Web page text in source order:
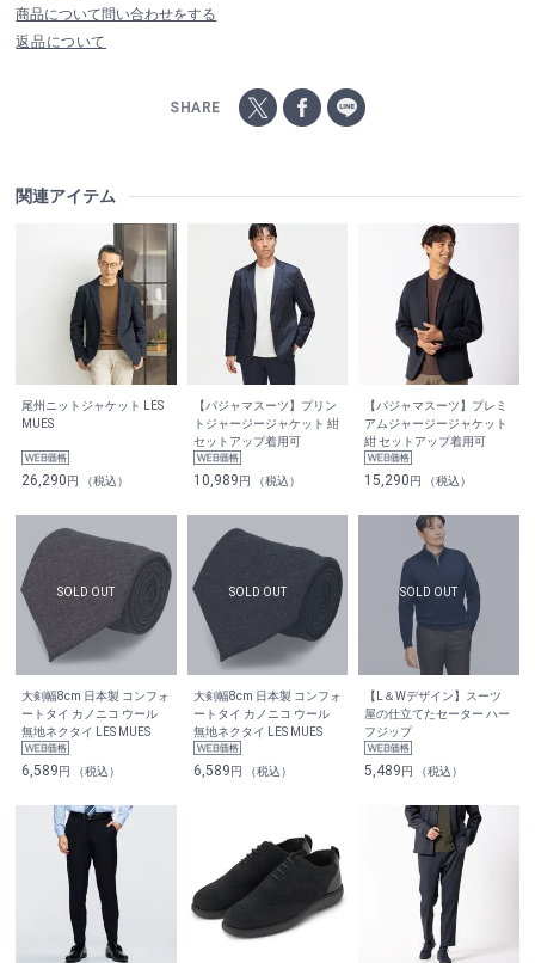
商品について問い合わせをする
返品について
SHARE
関連アイテム
尾州ニットジャケット LES
MUES
26,290円 （税込）
【パジャマスーツ】プリン
トジャージージャケット 紺
セットアップ着用可
10,989円 （税込）
【パジャマスーツ】プレミ
アムジャージージャケット
紺 セットアップ着用可
15,290円 （税込）
大剣幅8cm 日本製 コンフォ
ートタイ カノニコ ウール
無地ネクタイ LES MUES
6,589円 （税込）
大剣幅8cm 日本製 コンフォ
ートタイ カノニコ ウール
無地ネクタイ LES MUES
6,589円 （税込）
【L＆Wデザイン】スーツ
屋の仕立てたセーター ハー
フジップ
5,489円 （税込）